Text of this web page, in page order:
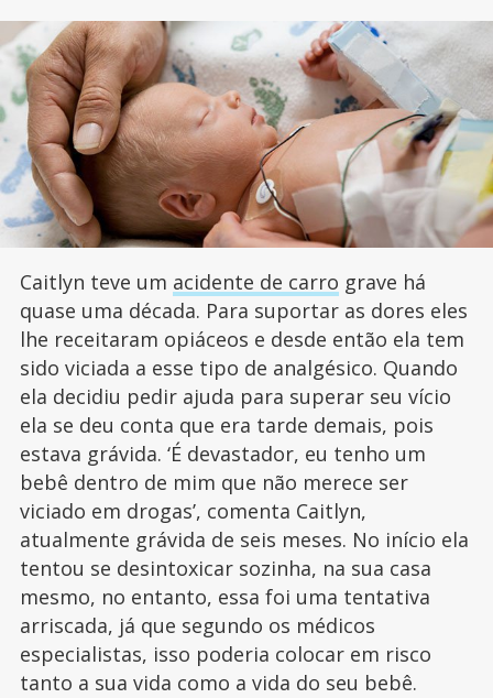
Caitlyn teve um acidente de carro grave há
quase uma década. Para suportar as dores eles
lhe receitaram opiáceos e desde então ela tem
sido viciada a esse tipo de analgésico. Quando
ela decidiu pedir ajuda para superar seu vício
ela se deu conta que era tarde demais, pois
estava grávida. ‘É devastador, eu tenho um
bebê dentro de mim que não merece ser
viciado em drogas’, comenta Caitlyn,
atualmente grávida de seis meses. No início ela
tentou se desintoxicar sozinha, na sua casa
mesmo, no entanto, essa foi uma tentativa
arriscada, já que segundo os médicos
especialistas, isso poderia colocar em risco
tanto a sua vida como a vida do seu bebê.